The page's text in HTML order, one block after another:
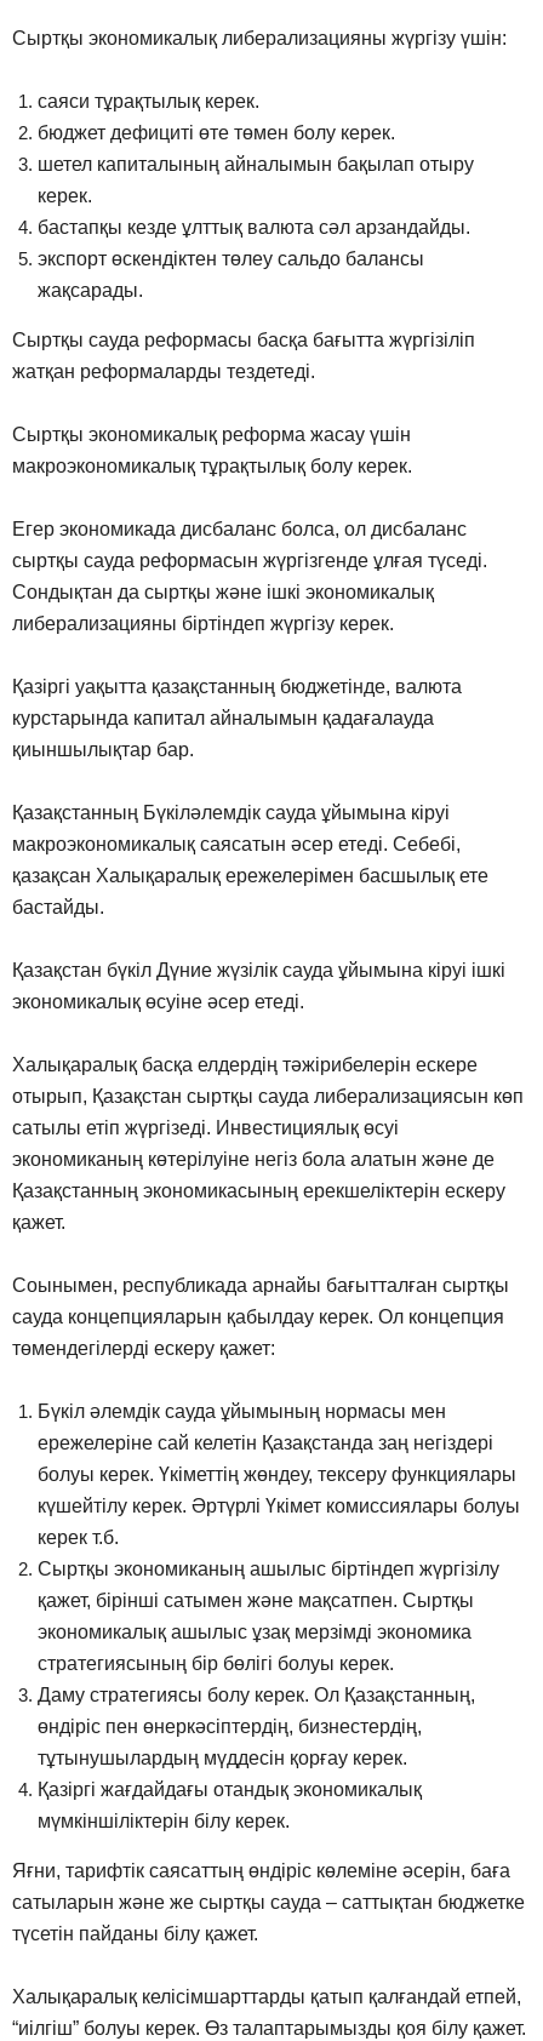
Сыртқы экономикалық либерализацияны жүргізу үшін:
саяси тұрақтылық керек.
бюджет дефициті өте төмен болу керек.
шетел капиталының айналымын бақылап отыру
керек.
бастапқы кезде ұлттық валюта сәл арзандайды.
экспорт өскендіктен төлеу сальдо балансы
жақсарады.
Сыртқы сауда реформасы басқа бағытта жүргізіліп
жатқан реформаларды тездетеді.
Сыртқы экономикалық реформа жасау үшін
макроэкономикалық тұрақтылық болу керек.
Егер экономикада дисбаланс болса, ол дисбаланс
сыртқы сауда реформасын жүргізгенде ұлғая түседі.
Сондықтан да сыртқы және ішкі экономикалық
либерализацияны біртіндеп жүргізу керек.
Қазіргі уақытта қазақстанның бюджетінде, валюта
курстарында капитал айналымын қадағалауда
қиыншылықтар бар.
Қазақстанның Бүкіләлемдік сауда ұйымына кіруі
макроэкономикалық саясатын әсер етеді. Себебі,
қазақсан Халықаралық ережелерімен басшылық ете
бастайды.
Қазақстан бүкіл Дүние жүзілік сауда ұйымына кіруі ішкі
экономикалық өсуіне әсер етеді.
Халықаралық басқа елдердің тәжірибелерін ескере
отырып, Қазақстан сыртқы сауда либерализациясын көп
сатылы етіп жүргізеді. Инвестициялық өсуі
экономиканың көтерілуіне негіз бола алатын және де
Қазақстанның экономикасының ерекшеліктерін ескеру
қажет.
Соынымен, республикада арнайы бағытталған сыртқы
сауда концепцияларын қабылдау керек. Ол концепция
төмендегілерді ескеру қажет:
Бүкіл әлемдік сауда ұйымының нормасы мен
ережелеріне сай келетін Қазақстанда заң негіздері
болуы керек. Үкіметтің жөндеу, тексеру функциялары
күшейтілу керек. Әртүрлі Үкімет комиссиялары болуы
керек т.б.
Сыртқы экономиканың ашылыс біртіндеп жүргізілу
қажет, бірінші сатымен және мақсатпен. Сыртқы
экономикалық ашылыс ұзақ мерзімді экономика
стратегиясының бір бөлігі болуы керек.
Даму стратегиясы болу керек. Ол Қазақстанның,
өндіріс пен өнеркәсіптердің, бизнестердің,
тұтынушылардың мүддесін қорғау керек.
Қазіргі жағдайдағы отандық экономикалық
мүмкіншіліктерін білу керек.
Яғни, тарифтік саясаттың өндіріс көлеміне әсерін, баға
сатыларын және же сыртқы сауда – саттықтан бюджетке
түсетін пайданы білу қажет.
Халықаралық келісімшарттарды қатып қалғандай етпей,
“иілгіш” болуы керек. Өз талаптарымызды қоя білу қажет.